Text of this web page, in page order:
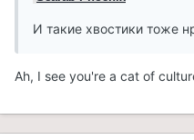
И такие хвостики тоже
Ah, I see you're a cat of